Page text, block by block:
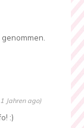
Jahren ago)
:)